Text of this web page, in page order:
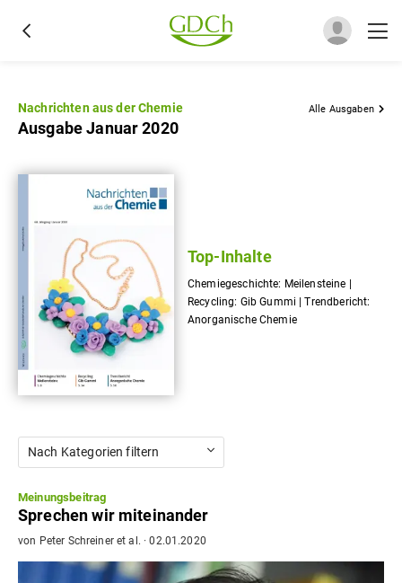
Nachrichten aus der Chemie Alle Ausgaben
Ausgabe Januar 2020
Top-Inhalte
Chemiegeschichte: Meilensteine |
Recycling: Gib Gummi | Trendbericht:
Anorganische Chemie
Nach Kategorien filtern
Meinungsbeitrag
Sprechen wir miteinander
von Peter Schreineret al. ·02.01.2020